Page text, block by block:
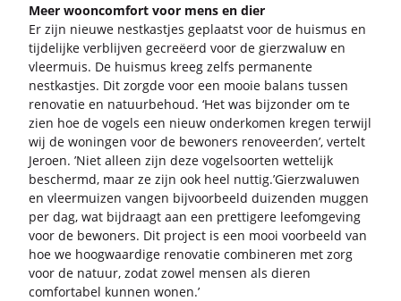
Meer woon­com­fort voor mens en dier
Er zijn nieu­we nest­kast­jes ge­plaatst voor de huis­mus en
tij­de­lij­ke ver­blij­ven ge­cre­ëerd voor de gier­zwa­luw en
vleer­muis. De huis­mus kreeg zelfs per­ma­nen­te
nest­kast­jes. Dit zorg­de voor een mooie ba­lans tus­sen
re­no­va­tie en na­tuur­be­houd. ‘Het was bij­zon­der om te
zien hoe de vo­gels een nieuw on­der­ko­men kre­gen ter­wijl
wij de wo­nin­gen voor de be­wo­ners re­no­veer­den’, ver­telt
Je­roen. ’Niet al­leen zijn deze vo­gel­soor­ten wet­te­lijk
be­schermd, maar ze zijn ook heel nut­tig.’Gier­zwa­lu­wen
en vleer­mui­zen van­gen bij­voor­beeld dui­zen­den mug­gen
per dag, wat bij­draagt aan een pret­ti­ge­re leef­om­ge­ving
voor de be­wo­ners. Dit pro­ject is een mooi voor­beeld van
hoe we hoog­waar­di­ge re­no­va­tie com­bi­ne­ren met zorg
voor de na­tuur, zodat zowel men­sen als die­ren
com­for­ta­bel kun­nen wonen.’